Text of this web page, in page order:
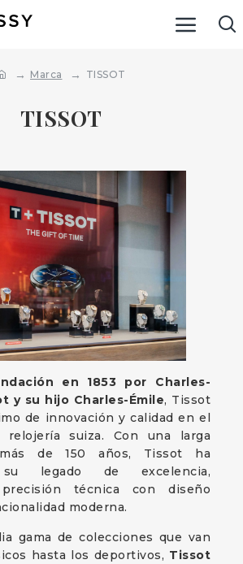
Marca TISSOT
TISSOT
en 1853 por Charles-
y su hijo Charles-Émile, Tissot
de innovación y calidad en el
suiza. Con una larga
de 150 años, Tissot ha
su legado de excelencia,
precisión técnica con diseño
moderna.
gama de colecciones que van
hasta los deportivos, Tissot